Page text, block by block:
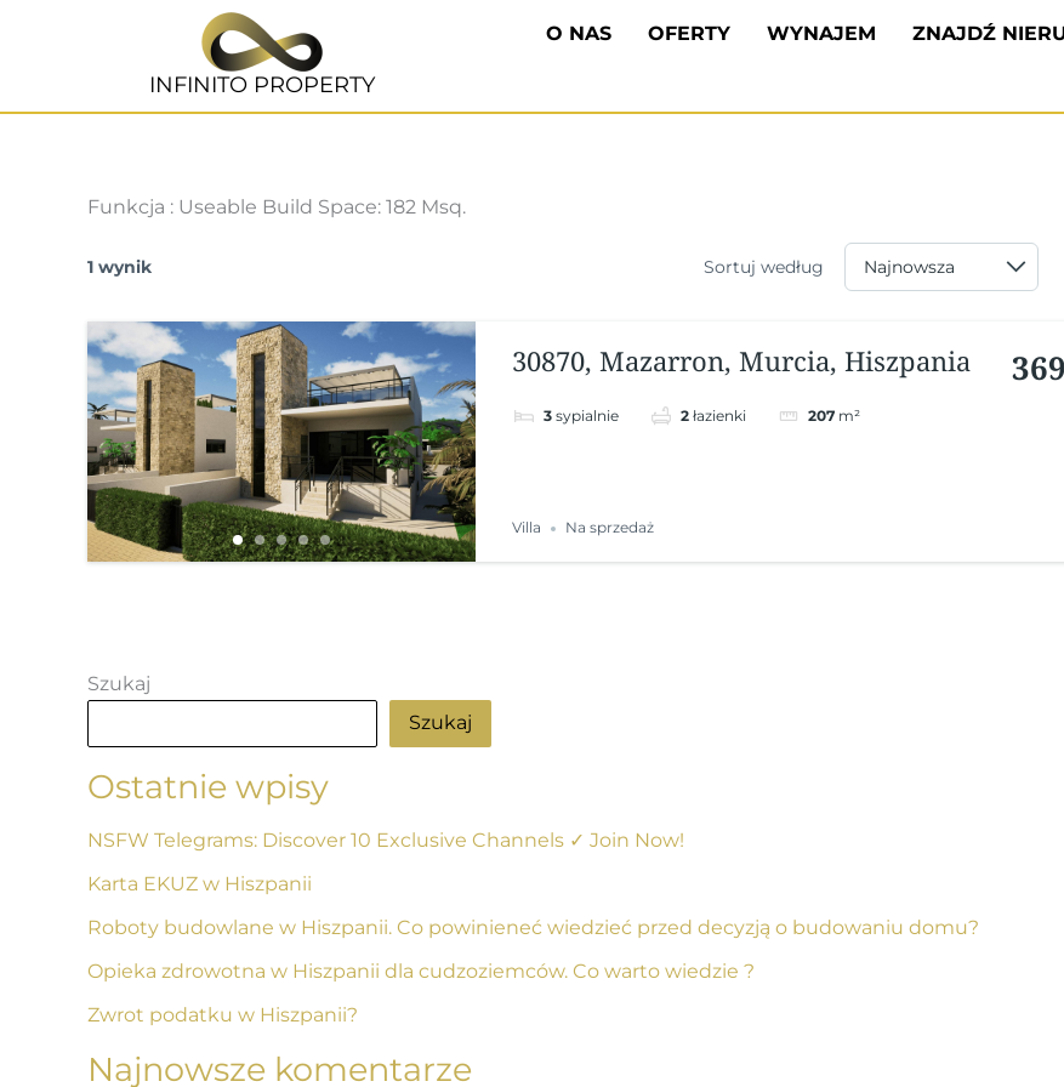
INFINITO PROPERTY
O NAS OFERTY WYNAJEM ZNAJDŹ
Funkcja : Useable Build Space: 182 Msq.
1 wynik Sortuj według
30870, Mazarron, Murcia, Hiszpania
3 sypialnie 2 łazienki 207 m²
Villa Na sprzedaż
Szukaj
Szukaj
Ostatnie wpisy
NSFW Telegrams: Discover 10 Exclusive Channels ✓ Join Now!
Karta EKUZ w Hiszpanii
Roboty budowlane w Hiszpanii. Co powinieneć wiedzieć przed decyzją o budowaniu domu?
Opieka zdrowotna w Hiszpanii dla cudzoziemców. Co warto wiedzie ?
Zwrot podatku w Hiszpanii?
Najnowsze komentarze